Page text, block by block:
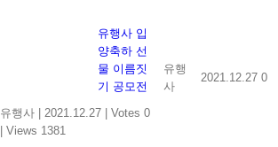
유행사 입
양축하 선
물 이름짓
기 공모전
유행사
2021.12.27
Votes 0
Views 1381
유행
사
2021.12.27 0